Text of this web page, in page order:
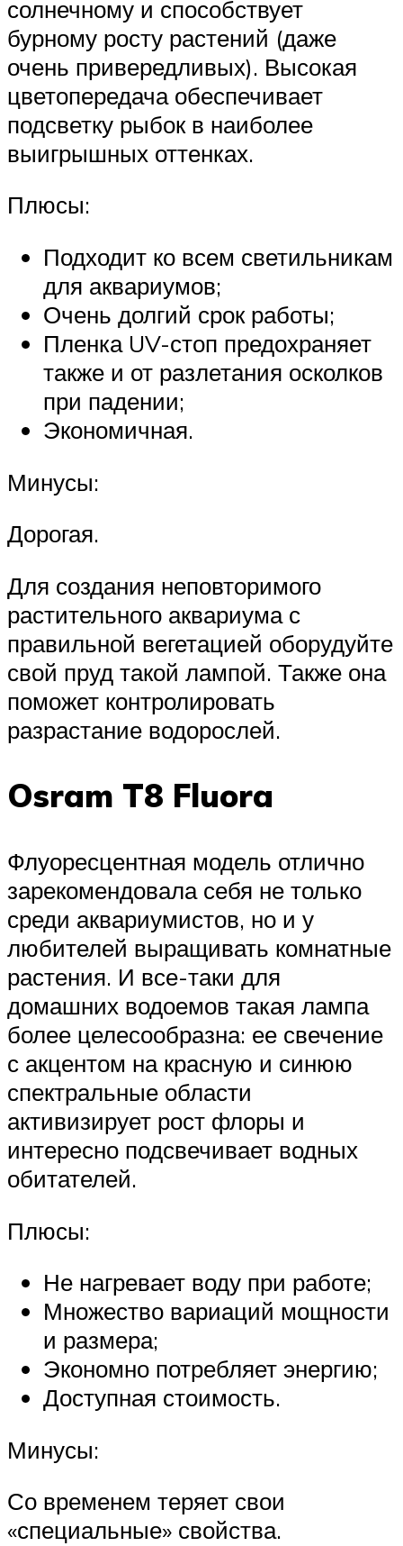
солнечному и способствует
бурному росту растений (даже
очень привередливых). Высокая
цветопередача обеспечивает
подсветку рыбок в наиболее
выигрышных оттенках.
Плюсы:
Подходит ко всем светильникам
для аквариумов;
Очень долгий срок работы;
Пленка UV-стоп предохраняет
также и от разлетания осколков
при падении;
Экономичная.
Минусы:
Дорогая.
Для создания неповторимого
растительного аквариума с
правильной вегетацией оборудуйте
свой пруд такой лампой. Также она
поможет контролировать
разрастание водорослей.
Osram T8 Fluora
Флуоресцентная модель отлично
зарекомендовала себя не только
среди аквариумистов, но и у
любителей выращивать комнатные
растения. И все-таки для
домашних водоемов такая лампа
более целесообразна: ее свечение
с акцентом на красную и синюю
спектральные области
активизирует рост флоры и
интересно подсвечивает водных
обитателей.
Плюсы:
Не нагревает воду при работе;
Множество вариаций мощности
и размера;
Экономно потребляет энергию;
Доступная стоимость.
Минусы:
Со временем теряет свои
«специальные» свойства.